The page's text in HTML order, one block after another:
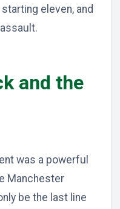
eleven, and
and the
was a powerful
Manchester
be the last line